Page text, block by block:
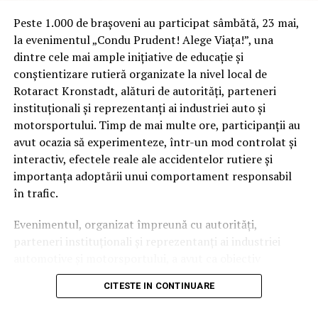
Senior Vice
President of Visual Display Business at Samsung
Electronics.
Cele mai recente adăugiri la seria Samsung Smart
Monitor sunt:
Smart Monitor M7 de 43 inci (Model: M70A)
model de vârf, Smart Monitor M7 vine acum
într-o dimensiune mai mare de 43 inci, care
divertismentul, ajutat de un design fără margini
educație sau joacă. Dispunând de un afișaj 4K
Ultra-High Definition (UHD), M7 de 43 inci poate
Peste 1.000 de brașoveni au participat sâmbătă, 23 mai,
la evenimentul „Condu Prudent! Alege Viața!”, una
dintre cele mai ample inițiative de educație și
conștientizare rutieră organizate la nivel local de
Rotaract Kronstadt, alături de autorități, parteneri
instituționali și reprezentanți ai industriei auto și
motorsportului. Timp de mai multe ore, participanții au
avut ocazia să experimenteze, într-un mod controlat și
interactiv, efectele reale ale accidentelor rutiere și
importanța adoptării unui comportament responsabil
în trafic.
Evenimentul, organizat împreună cu autorități,
parteneri instituționali și reprezentanți ai industriei
principal transformarea prevenției într-o experiență
practică și accesibilă publicului larg.
CITESTE IN CONTINUARE